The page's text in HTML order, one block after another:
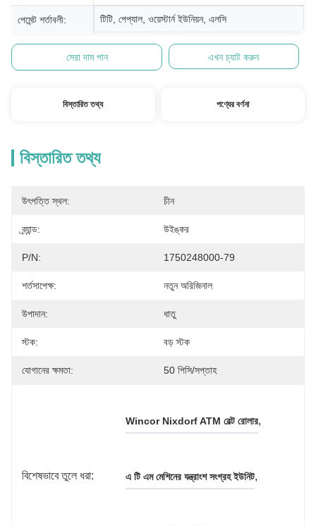
পেমেন্ট শর্তাবলী: টিটি, পেপ্যাল, ওয়েস্টার্ন ইউনিয়ন, এলসি
সেরা দাম পান এখন চ্যাট করুন
বিস্তারিত তথ্য পণ্যের বর্ণনা
বিস্তারিত তথ্য
উৎপত্তি স্থল: চীন
ব্র্যান্ড: উইঙ্কর
P/N: 1750248000-79
শর্তসাপেক্ষ: নতুন অরিজিনাল
উপাদান: ধাতু
স্টক: বড় স্টক
যোগানের ক্ষমতা: 50 পিসি/সপ্তাহ
বিশেষভাবে তুলে ধরা:
Wincor Nixdorf ATM বেল্ট রোলার,
এ টি এম মেশিনের যন্ত্রাংশ সংগ্রহ ইউনিট,